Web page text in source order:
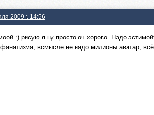
2009 г. 14:56
:) рисую я ну просто оч херово. Надо
фанатизма, всмысле не надо милионы аватар,